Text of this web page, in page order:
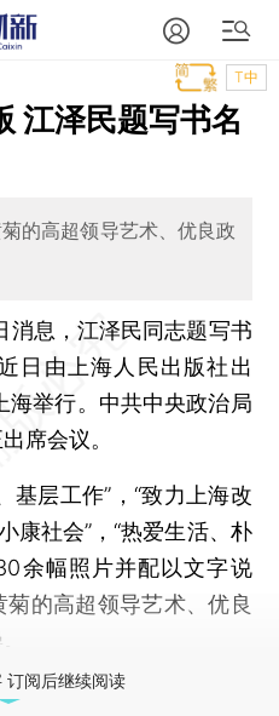
T中
江泽民题写书名
的高超领导艺术、优良政
，江泽民同志题写书
日由上海人民出版社出
举行。中共中央政治局
席会议。
层工作”，“致力上海改
康社会”，“热爱生活、朴
余幅照片并配以文字说
的高超领导艺术、优良
订阅后继续阅读